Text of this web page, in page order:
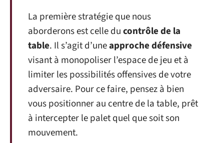
La première stratégie que nous
aborderons est celle ducontrôle de la
table. Il s’agit d’uneapproche défensive
visant à monopoliser l’espace de jeu et à
limiter les possibilités offensives de votre
adversaire. Pour ce faire, pensez à bien
vous positionner au centre de la table, prêt
à intercepter le palet quel que soit son
mouvement.